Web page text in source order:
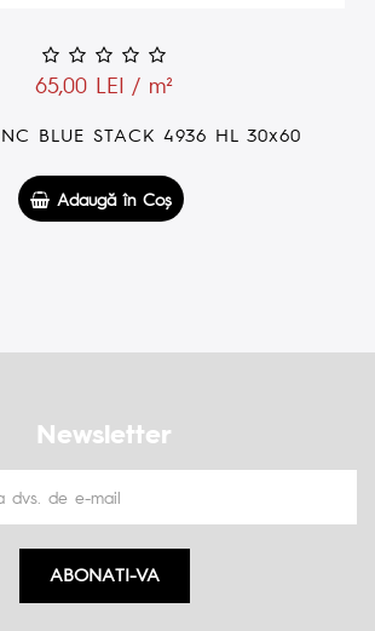
65,00 LEI / m²
BLUE STACK 4936 HL 30x60
Adaugă în Coş
Newsletter
ABONATI-VA